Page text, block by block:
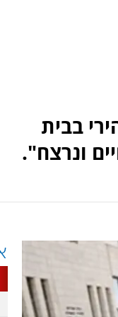
בבית
ונרצח".